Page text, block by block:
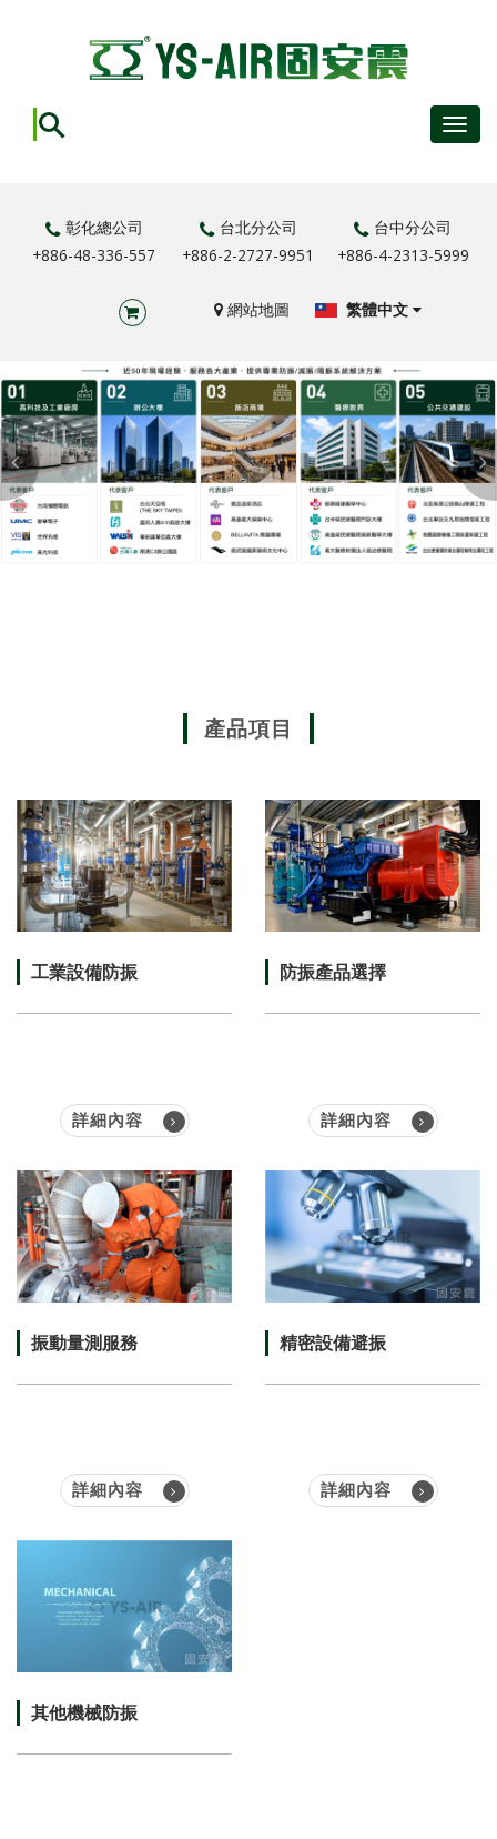
彰化總公司
+886-48-336-557
台北分公司
+886-2-2727-9951
台中分公司
+886-4-2313-5999
網站地圖 繁體中文
產品項目
工業設備防振
詳細內容
防振產品選擇
詳細內容
振動量測服務
詳細內容
精密設備避振
詳細內容
其他機械防振